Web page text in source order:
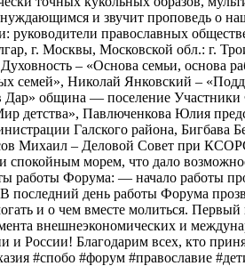
и звучит проповедь о
православных
г. Москвы, Московской обл.: г.
– «Основа семьи, основа
семей», Николай Янковский –
община — поселение
детства», Павлюченкова Юлия
Галского района,
Михаил – Деловой Совет при
спокойным морем, что дало
работы Форума: — начало работы
день работы Форума
и о чем вместе молиться.
внешнеэкономических и
Благодарим всех, кто
#спобо #форум #православие